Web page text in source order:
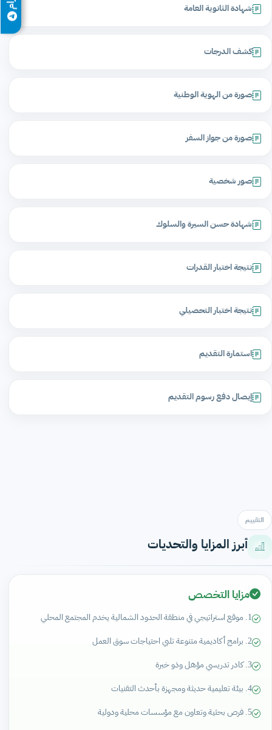
شهادة الثانوية العامة
كشف الدرجات
صورة من الهوية الوطنية
صورة من جواز السفر
صور شخصية
شهادة حسن السيرة والسلوك
نتيجة اختبار القدرات
نتيجة اختبار التحصيلي
استمارة التقديم
إيصال دفع رسوم التقديم
التقييم
أبرز المزايا والتحديات
مزايا التخصص
1. موقع استراتيجي في منطقة الحدود الشمالية يخدم المجتمع المحلي
2. برامج أكاديمية متنوعة تلبي احتياجات سوق العمل
3. كادر تدريسي مؤهل وذو خبرة
4. بيئة تعليمية حديثة ومجهزة بأحدث التقنيات
5. فرص بحثية وتعاون مع مؤسسات محلية ودولية